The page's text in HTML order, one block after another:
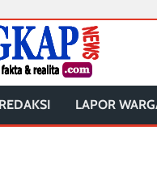
REDAKSI LAPOR